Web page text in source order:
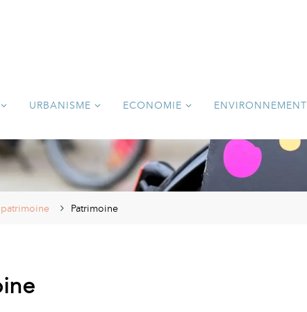
URBANISME ECONOMIE ENVIRONNEMENT
Patrimoine